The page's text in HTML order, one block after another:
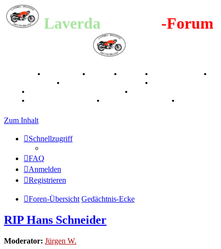
Laverda -Forum
• • • •
•
• •
• •
• • •
Zum Inhalt
Schnellzugriff
FAQ
Anmelden
Registrieren
Foren-Übersicht Gedächtnis-Ecke
RIP Hans Schneider
Moderator: Jürgen W.